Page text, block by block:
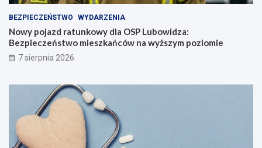
BEZPIECZEŃSTWO WYDARZENIA
Nowy pojazd ratunkowy dla OSP Lubowidza:
Bezpieczeństwo mieszkańców na wyższym poziomie
7 sierpnia 2026